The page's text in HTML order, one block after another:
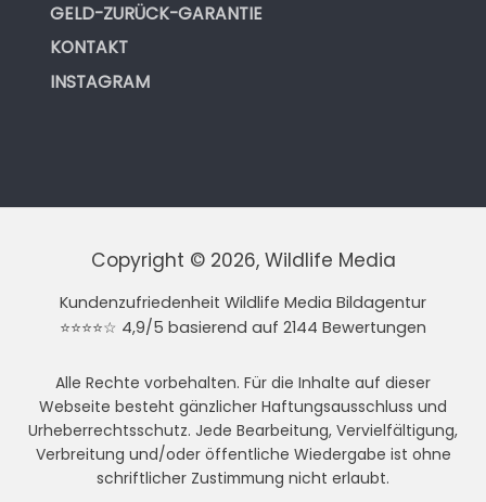
GELD-ZURÜCK-GARANTIE
KONTAKT
INSTAGRAM
Copyright © 2026, Wildlife Media
Kundenzufriedenheit Wildlife Media Bildagentur
⭐⭐⭐⭐☆ 4,9/5 basierend auf 2144 Bewertungen
Alle Rechte vorbehalten. Für die Inhalte auf dieser
Webseite besteht gänzlicher Haftungsausschluss und
Urheberrechtsschutz. Jede Bearbeitung, Vervielfältigung,
Verbreitung und/oder öffentliche Wiedergabe ist ohne
schriftlicher Zustimmung nicht erlaubt.